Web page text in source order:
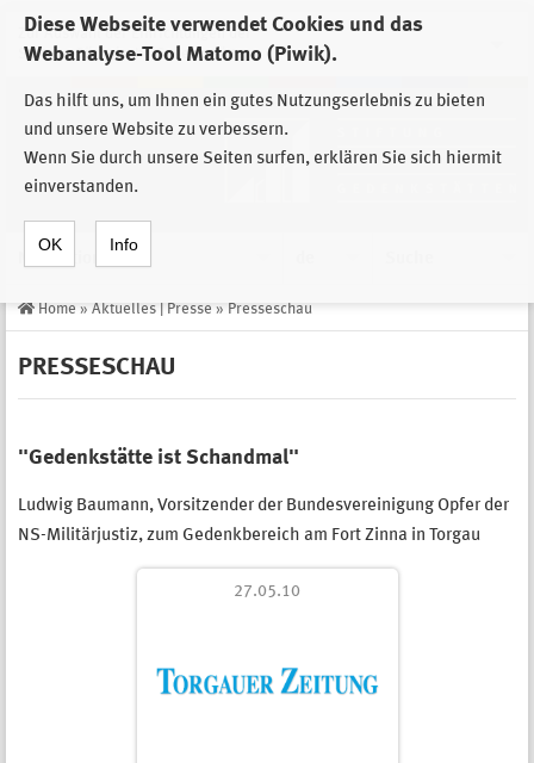
Diese Webseite verwendet Cookies und das
Webanalyse-Tool Matomo (Piwik).
Das hilft uns, um Ihnen ein gutes Nutzungserlebnis zu bieten
und unsere Website zu verbessern.
Wenn Sie durch unsere Seiten surfen, erklären Sie sich hiermit
einverstanden.
OK Info
Zur Auswahl der Einrichtungen der
Stiftung Sächsische Gedenkstätten
Home » Aktuelles | Presse » Presseschau
PRESSESCHAU
"Gedenkstätte ist Schandmal"
Ludwig Baumann, Vorsitzender der Bundesvereinigung Opfer der
NS-Militärjustiz, zum Gedenkbereich am Fort Zinna in Torgau
27.05.10